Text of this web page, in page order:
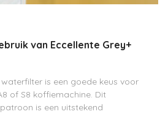
van Eccellente Grey+
waterfilter is een goede keus voor
of S8 koffiemachine. Dit
is een uitstekend